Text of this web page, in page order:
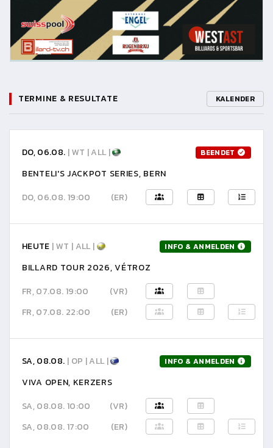
TERMINE & RESULTATE KALENDER
DO, 06.08. | WT | ALL | BEENDET
BENTELI'S JACKPOT SERIES, BERN
DO, 06.08. 19:00
(ER)
HEUTE | WT | ALL | INFO & ANMELDEN
BILLARD TOUR 2026, VÉTROZ
FR, 07.08. 19:00
(VR)
FR, 07.08. 22:00
(ER)
SA, 08.08. | OP | ALL | INFO & ANMELDEN
VIVA OPEN, KERZERS
SA, 08.08. 10:00
(VR)
SA, 08.08. 17:00
(ER)